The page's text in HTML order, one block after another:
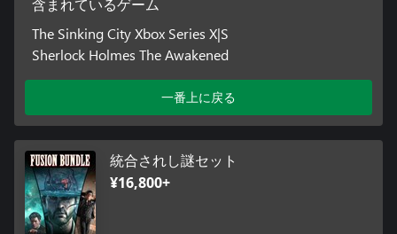
含まれているゲーム
The Sinking City Xbox Series X|S
Sherlock Holmes The Awakened
一番上に戻る
統合されし謎セット
¥16,800+